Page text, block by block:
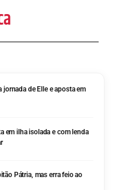
jornada de Elle e aposta em
em ilha isolada e com lenda
Pátria, mas erra feio ao